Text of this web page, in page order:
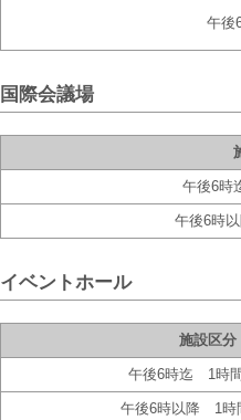
午後
国際会議場
午後6時
午後6時
イベントホール
施設区分
午後6時迄 1時
午後6時以降 1時